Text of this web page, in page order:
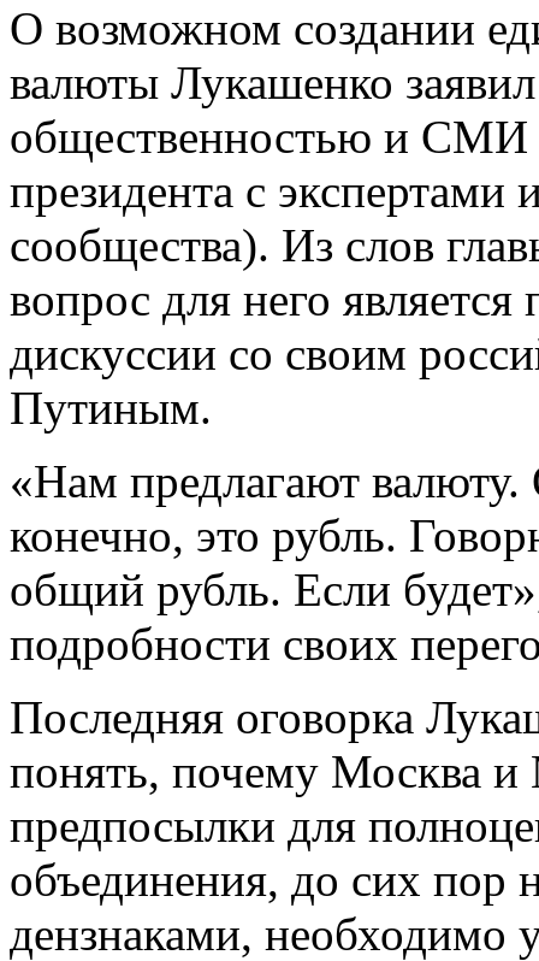
О возможном создании
валюты Лукашенко
общественностью и СМИ
президента с экспертами
сообщества). Из слов
вопрос для него
дискуссии со своим
Путиным.
«Нам предлагают
конечно, это рубль.
общий рубль. Если
подробности своих
Последняя оговорка
понять, почему Москва и
предпосылки для
объединения, до сих пор
дензнаками, необходимо